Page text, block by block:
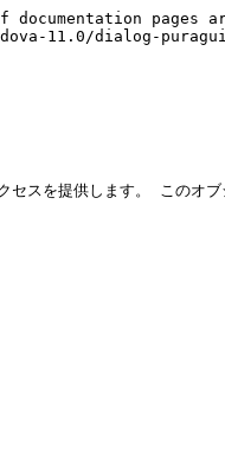
pages
11.0/dialog-
を提供します。 このオブ